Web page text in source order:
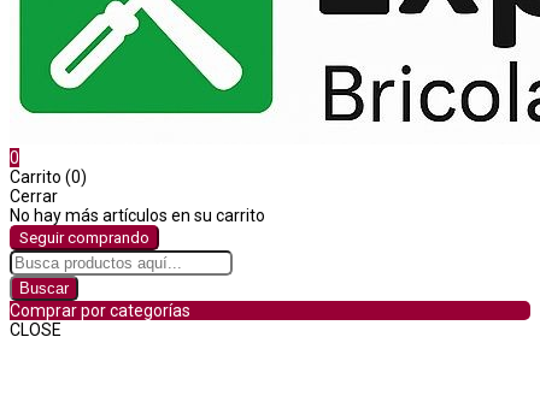
0
Carrito (0)
Cerrar
No hay más artículos en su carrito
Seguir comprando
Buscar
Comprar por categorías
CLOSE